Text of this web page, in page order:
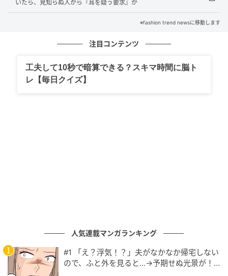
なんと、教室の前にはBちゃん親子の姿が。
Bちゃんママは私たちに気づくと「うちも来ちゃっ
で「だから、予約しないとダメなんですよ」と言って
います。
それでもBちゃんママは「融通が利かない」と文句を言
い始めてしまいます。
いたら、見知らぬ人から『耳を疑う要求』が
※fashion trend newsに移動します
注目コンテンツ
工夫して10秒で暗算できる？スキマ時間に脳ト
レ【毎日クイズ】
人気連載マンガランキング
#1 「え？浮気！？」夫がなかなか帰宅しない
ので、ふと外を見ると…→予期せぬ光景が！